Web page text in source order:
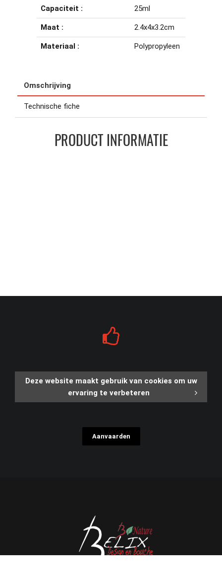
Capaciteit : 25ml
Maat : 2.4x4x3.2cm
Materiaal : Polypropyleen
Omschrijving
Technische fiche
PRODUCT INFORMATIE
Deze website maakt gebruik van cookies om uw
ervaring te verbeteren
Aanvaarden